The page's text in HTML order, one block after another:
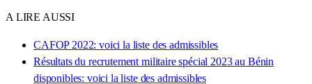
A LIRE AUSSI
CAFOP 2022: voici la liste des admissibles
Résultats du recrutement militaire spécial 2023 au Bénin
disponibles: voici la liste des admissibles